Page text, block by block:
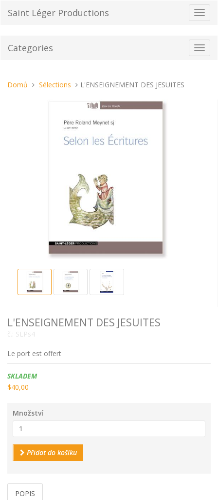
Saint Léger Productions
Categories
Nacházíte
Domů Sélections L'ENSEIGNEMENT DES JESUITES
L'ENSEIGNEMENT DES JESUITES
č.: SLPs4
Le port est offert
Dostupnost:
SKLADEM
$40,00
Množství
Přidat do košíku
POPIS